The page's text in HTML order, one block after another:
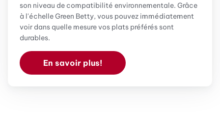
son niveau de compatibilité environnementale. Grâce
à l'échelle Green Betty, vous pouvez immédiatement
voir dans quelle mesure vos plats préférés sont
durables.
En savoir plus!